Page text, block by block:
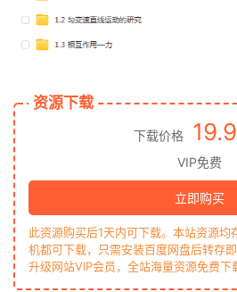
资源下载
下载价格 19.9
VIP免费
立即购买
此资源购买后1天内可下载。本站资源均
机都可下载，只需安装百度网盘后转存即
升级网站VIP会员，全站海量资源免费下